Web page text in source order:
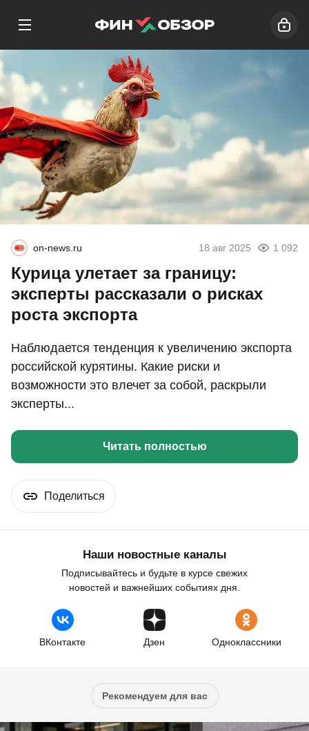
on-news.ru 18 авг 2025 1 092
Курица улетает за границу:
эксперты рассказали о рисках
роста экспорта
Наблюдается тенденция к увеличению экспорта
российской курятины. Какие риски и
возможности это влечет за собой, раскрыли
эксперты...
Читать полностью
Поделиться
Наши новостные каналы
Подписывайтесь и будьте в курсе свежих
новостей и важнейших событиях дня.
ВКонтакте Дзен Одноклассники
Рекомендуем для вас